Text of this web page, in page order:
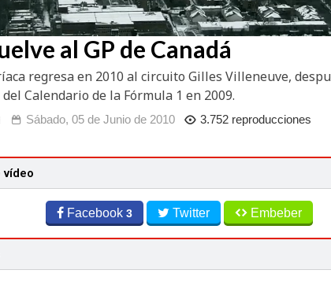
Unmute /
al GP de Canadá
regresa en 2010 al circuito Gilles Villeneuve,
Calendario de la Fórmula 1 en 2009.
Sábado, 05 de Junio de 2010 3.752 reproducciones
vídeo
Facebook 3 Twitter Embeber